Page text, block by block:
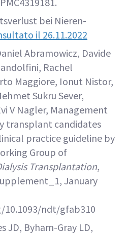
bei Nieren­
il 26.11.2022
Abramowicz, Davide
Rachel
Maggiore, Ionut Nistor,
Sukru Sever,
V Nagler, Management
transplant candidates
practice guideline by
Group of
Transplantation,
January
ndt/gfab310
JD, Byham-Gray LD,